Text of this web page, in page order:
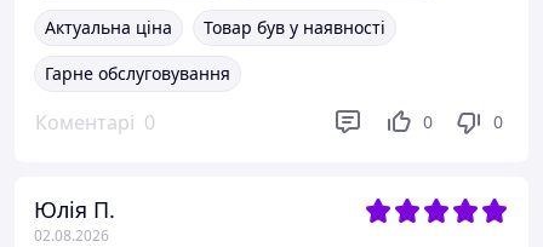
Актуальна ціна
Товар був у наявності
Гарне обслуговування
Коментарі 0 0 0
Юлія П.
02.08.2026